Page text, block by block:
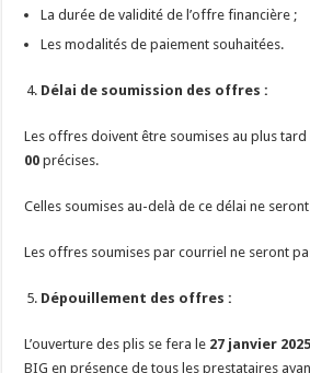
La durée de validité de l’offre financière ;
Les modalités de paiement souhaitées.
Délai de soumission des offres :
Les offres doivent être soumises au plus tard
00 précises.
Celles soumises au-delà de ce délai ne
Les offres soumises par courriel ne seront
Dépouillement des offres :
L’ouverture des plis se fera le 27 janvier
BIG en présence de tous les prestataires